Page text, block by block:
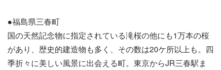
●福島県三春町
国の天然記念物に指定されている滝桜の他にも1万本の桜
があり、歴史的建造物も多く、その数は20ケ所以上も。四
季折々に美しい風景に出会える町。東京からJR三春駅ま